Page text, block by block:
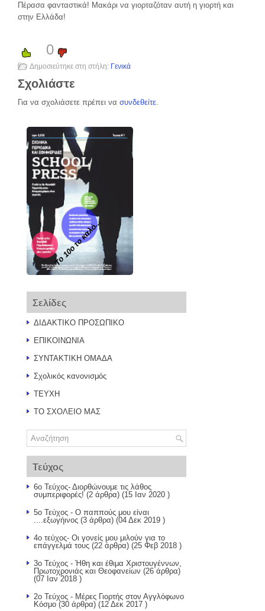
Πέρασα φανταστικά! Μακάρι να γιορταζόταν αυτή η γιορτή και
στην Ελλάδα!
0
Δημοσιεύτηκε στη στήλη: Γενικά
Σχολιάστε
Για να σχολιάσετε πρέπει να συνδεθείτε.
Το 10ο το καλό...
Σελίδες
ΔΙΔΑΚΤΙΚΟ ΠΡΟΣΩΠΙΚΟ
ΕΠΙΚΟΙΝΩΝΙΑ
ΣΥΝΤΑΚΤΙΚΗ ΟΜΑΔΑ
Σχολικός κανονισμός
ΤΕΥΧΗ
ΤΟ ΣΧΟΛΕΙΟ ΜΑΣ
Τεύχος
6ο Τεύχος- Διορθώνουμε τις λάθος
συμπεριφορές! (2 άρθρα) (15 Ιαν 2020 )
5ο Τεύχος - Ο παππούς μου είναι
....εξωγήινος (3 άρθρα) (04 Δεκ 2019 )
4ο τεύχος- Οι γονείς μου μιλούν για το
επάγγελμά τους (22 άρθρα) (25 Φεβ 2018 )
3ο Τεύχος - Ήθη και έθιμα Χριστουγέννων,
Πρωτοχρονιάς και Θεοφανείων (26 άρθρα)
(07 Ιαν 2018 )
2ο Τεύχος - Μέρες Γιορτής στον Αγγλόφωνο
Κόσμο (30 άρθρα) (12 Δεκ 2017 )